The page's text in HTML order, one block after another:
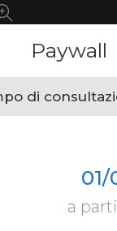
Paywall
di
01/
a